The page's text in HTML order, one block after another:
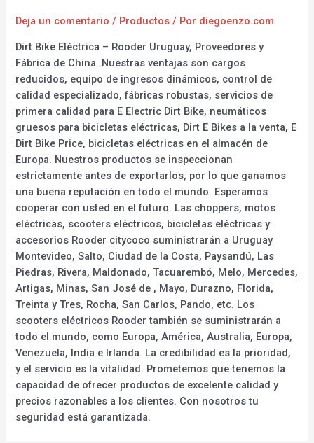
Deja un comentario / Productos / Por diegoenzo.com
Dirt Bike Eléctrica – Rooder Uruguay, Proveedores y
Fábrica de China. Nuestras ventajas son cargos
reducidos, equipo de ingresos dinámicos, control de
calidad especializado, fábricas robustas, servicios de
primera calidad para E Electric Dirt Bike, neumáticos
gruesos para bicicletas eléctricas, Dirt E Bikes a la venta, E
Dirt Bike Price, bicicletas eléctricas en el almacén de
Europa. Nuestros productos se inspeccionan
estrictamente antes de exportarlos, por lo que ganamos
una buena reputación en todo el mundo. Esperamos
cooperar con usted en el futuro. Las choppers, motos
eléctricas, scooters eléctricos, bicicletas eléctricas y
accesorios Rooder citycoco suministrarán a Uruguay
Montevideo, Salto, Ciudad de la Costa, Paysandú, Las
Piedras, Rivera, Maldonado, Tacuarembó, Melo, Mercedes,
Artigas, Minas, San José de , Mayo, Durazno, Florida,
Treinta y Tres, Rocha, San Carlos, Pando, etc. Los
scooters eléctricos Rooder también se suministrarán a
todo el mundo, como Europa, América, Australia, Europa,
Venezuela, India e Irlanda. La credibilidad es la prioridad,
y el servicio es la vitalidad. Prometemos que tenemos la
capacidad de ofrecer productos de excelente calidad y
precios razonables a los clientes. Con nosotros tu
seguridad está garantizada.